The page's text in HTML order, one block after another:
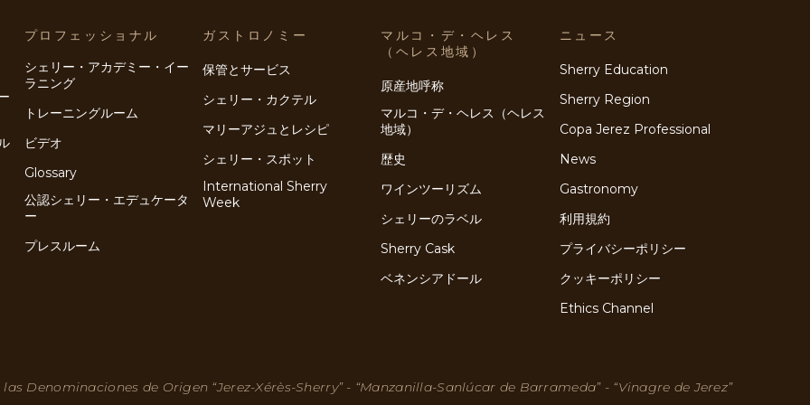
プロフェッショナル
シェリー・アカデミー・イー
ラニング
トレーニングルーム
ビデオ
Glossary
公認シェリー・エデュケータ
ー
プレスルーム
ガストロノミー
保管とサービス
シェリー・カクテル
マリーアジュとレシピ
シェリー・スポット
International Sherry
Week
マルコ・デ・ヘレス
（ヘレス地域）
原産地呼称
マルコ・デ・ヘレス（ヘレス
地域）
歴史
ワインツーリズム
シェリーのラベル
Sherry Cask
ベネンシアドール
ニュース
Sherry Education
Sherry Region
Copa Jerez Professional
News
Gastronomy
利用規約
プライバシーポリシー
クッキーポリシー
Ethics Channel
Denominaciones de Origen “Jerez-Xérès-Sherry” - “Manzanilla-Sanlúcar de Barrameda” - “Vinagre de Jerez”